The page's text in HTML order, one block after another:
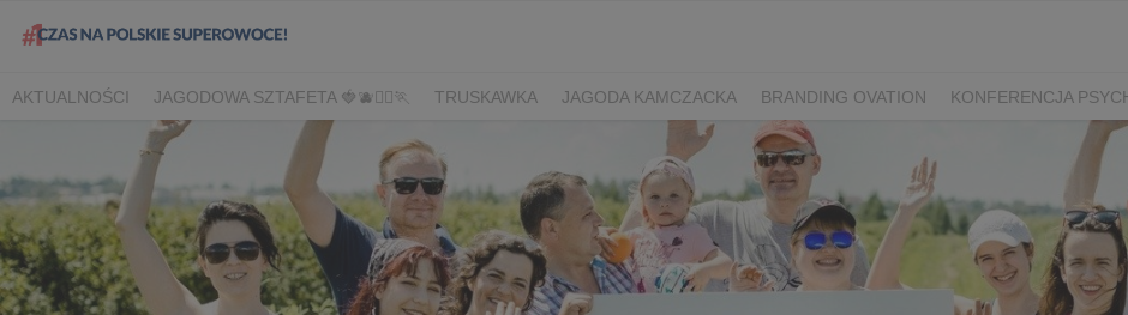
AKTUALNOŚCI JAGODOWA SZTAFETA 🍓🫐🏃‍♀️🏃 TRUSKAWKA JAGODA KAMCZACKA BRANDING OVATION KONFERENCJA
DLA MEDIÓW DLA PLANTATORÓW ŻURAWINA
BORÓWKA
AGREST CORE TEAM BERRY INNOVATION BERRY FEST PRZETWORY PRZEPISY PIWO RZEMIEŚLNICZE
OWOCOWE LATO W KONESERZE
JAGODOWE MISTRZOSTWA ŚWIATA DZIEŃ POLSKIEJ BORÓWKI WYBORY 2025 WYBORY 2024
WYBORY 2022
WYBORY 2021 WYBORY 2020 LATO Z BORÓWKAMI 2018 ENGLISH